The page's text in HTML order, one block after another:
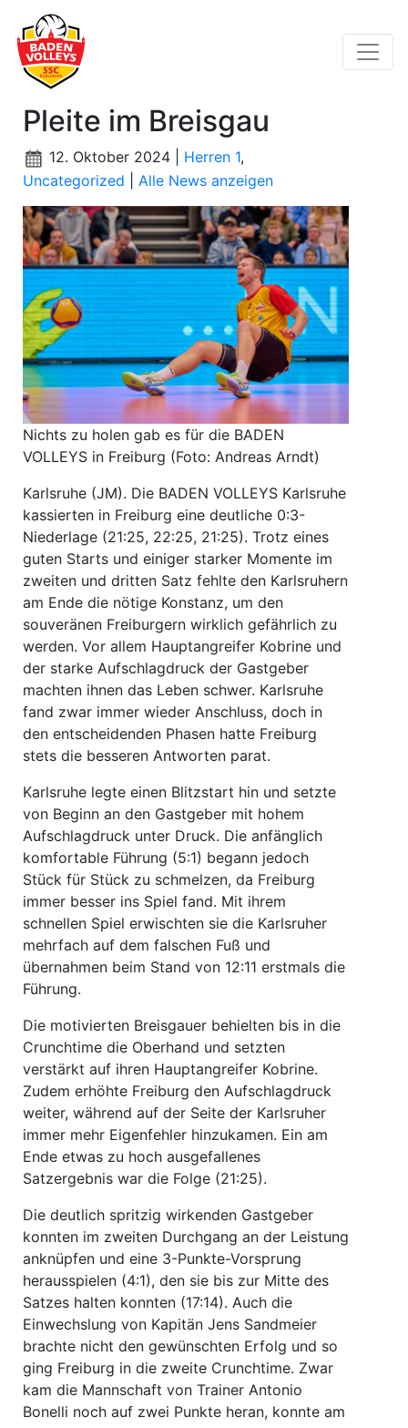
Pleite im Breisgau
12. Oktober 2024 | Herren 1,
Uncategorized
Alle News anzeigen
Nichts zu holen gab es für die BADEN
VOLLEYS in Freiburg (Foto: Andreas Arndt)
Karlsruhe (JM). Die BADEN VOLLEYS Karlsruhe
kassierten in Freiburg eine deutliche 0:3-
Niederlage (21:25, 22:25, 21:25). Trotz eines
guten Starts und einiger starker Momente im
zweiten und dritten Satz fehlte den Karlsruhern
am Ende die nötige Konstanz, um den
souveränen Freiburgern wirklich gefährlich zu
werden. Vor allem Hauptangreifer Kobrine und
der starke Aufschlagdruck der Gastgeber
machten ihnen das Leben schwer. Karlsruhe
fand zwar immer wieder Anschluss, doch in
den entscheidenden Phasen hatte Freiburg
stets die besseren Antworten parat.
Karlsruhe legte einen Blitzstart hin und setzte
von Beginn an den Gastgeber mit hohem
Aufschlagdruck unter Druck. Die anfänglich
komfortable Führung (5:1) begann jedoch
Stück für Stück zu schmelzen, da Freiburg
immer besser ins Spiel fand. Mit ihrem
schnellen Spiel erwischten sie die Karlsruher
mehrfach auf dem falschen Fuß und
übernahmen beim Stand von 12:11 erstmals die
Führung.
Die motivierten Breisgauer behielten bis in die
Crunchtime die Oberhand und setzten
verstärkt auf ihren Hauptangreifer Kobrine.
Zudem erhöhte Freiburg den Aufschlagdruck
weiter, während auf der Seite der Karlsruher
immer mehr Eigenfehler hinzukamen. Ein am
Ende etwas zu hoch ausgefallenes
Satzergebnis war die Folge (21:25).
Die deutlich spritzig wirkenden Gastgeber
konnten im zweiten Durchgang an der Leistung
anknüpfen und eine 3-Punkte-Vorsprung
herausspielen (4:1), den sie bis zur Mitte des
Satzes halten konnten (17:14). Auch die
Einwechslung von Kapitän Jens Sandmeier
brachte nicht den gewünschten Erfolg und so
ging Freiburg in die zweite Crunchtime. Zwar
kam die Mannschaft von Trainer Antonio
Bonelli noch auf zwei Punkte heran, konnte am